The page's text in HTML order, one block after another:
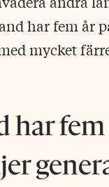
har fem år
mycket
har